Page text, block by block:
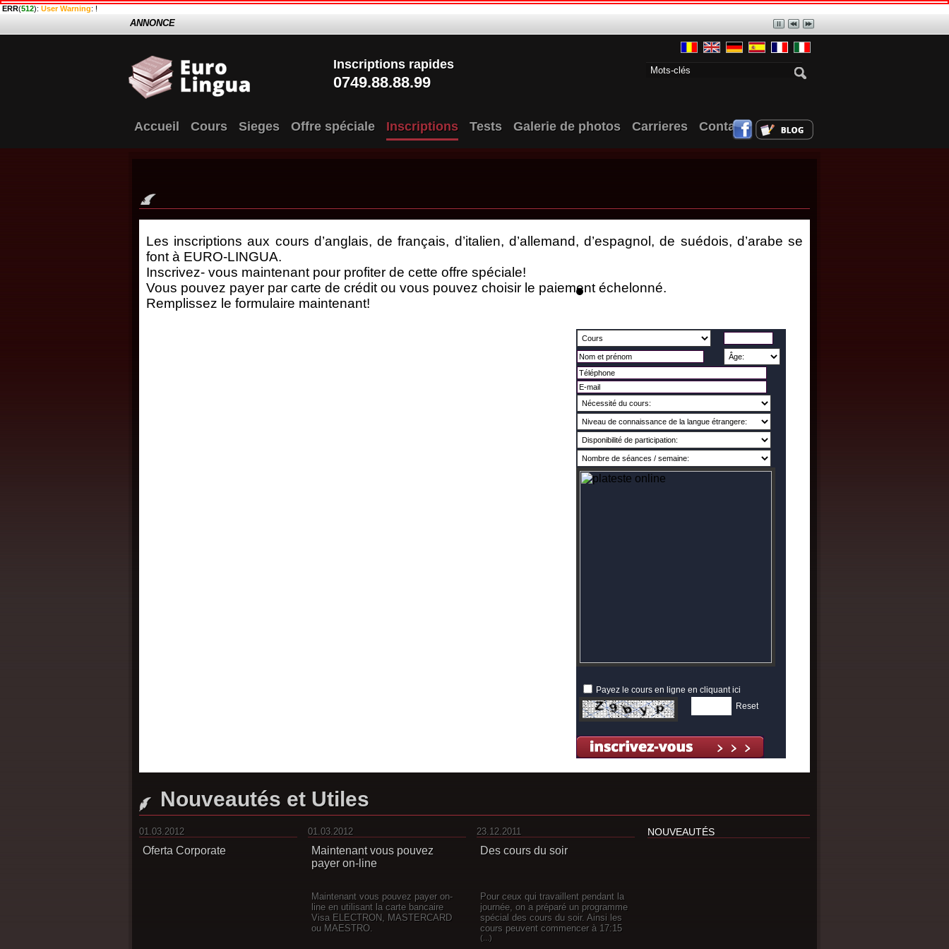
ERR(512): User Warning: !
ANNONCE
Inscriptions rapides
0749.88.88.99
Accueil Cours Sieges Offre spéciale Inscriptions Tests Galerie de photos Carrieres Contact
Les inscriptions aux cours d’anglais, de français, d’italien, d’allemand, d’espagnol, de suédois, d’arabe se
font à EURO-LINGUA.
Inscrivez- vous maintenant pour profiter de cette offre spéciale!
Vous pouvez payer par carte de crédit ou vous pouvez choisir le paiement échelonné.
Remplissez le formulaire maintenant!
Payez le cours en ligne en cliquant ici
Reset
Nouveautés et Utiles
01.03.2012
Oferta Corporate
01.03.2012
Maintenant vous pouvez
payer on-line
Maintenant vous pouvez payer on-
line en utilisant la carte bancaire
Visa ELECTRON, MASTERCARD
ou MAESTRO.
23.12.2011
Des cours du soir
Pour ceux qui travaillent pendant la
journée, on a préparé un programme
spécial des cours du soir. Ainsi les
cours peuvent commencer à 17:15
(...)
NOUVEAUTÉS